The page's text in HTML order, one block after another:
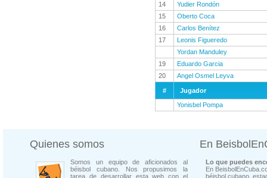
14
Yudier Rondón
15
Oberto Coca
16
Carlos Benítez
17
Leonis Figueredo
Yordan Manduley
19
Eduardo Garcia
20
Angel Osmel Leyva
#
Jugador
Yonisbel Pompa
Quienes somos
Somos un equipo de aficionados al
béisbol cubano. Nos propusimos la
tarea de desarrollar esta web con el
En
Lo que puedes
En
béisbol cubano,